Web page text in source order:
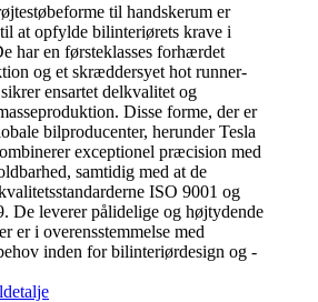
til handskerum er
at opfylde bilinteriørets krave i
har en førsteklasses forhærdet
og et skræddersyet hot runner-
ensartet delkvalitet og
Disse forme, der er
bilproducenter, herunder Tesla
exceptionel præcision med
samtidig med at de
ISO 9001 og
De leverer pålidelige og højtydende
er i overensstemmelse med
inden for bilinteriørdesign og -
detalje